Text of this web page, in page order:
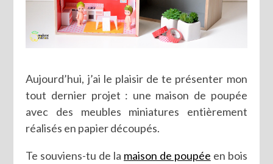
Aujourd’hui, j’ai le plaisir de te présenter mon
tout dernier projet : une maison de poupée
avec des meubles miniatures entièrement
réalisés en papier découpés.
Te souviens-tu de la maison de poupée en bois